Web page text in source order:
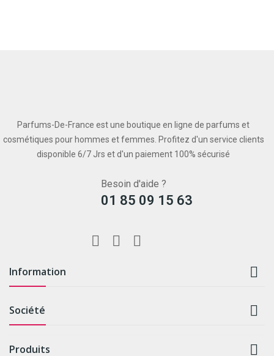
Parfums-De-France est une boutique en ligne de parfums et
cosmétiques pour hommes et femmes. Profitez d'un service clients
disponible 6/7 Jrs et d'un paiement 100% sécurisé
Besoin d'aide ?
01 85 09 15 63
Information 
Société 
Produits 